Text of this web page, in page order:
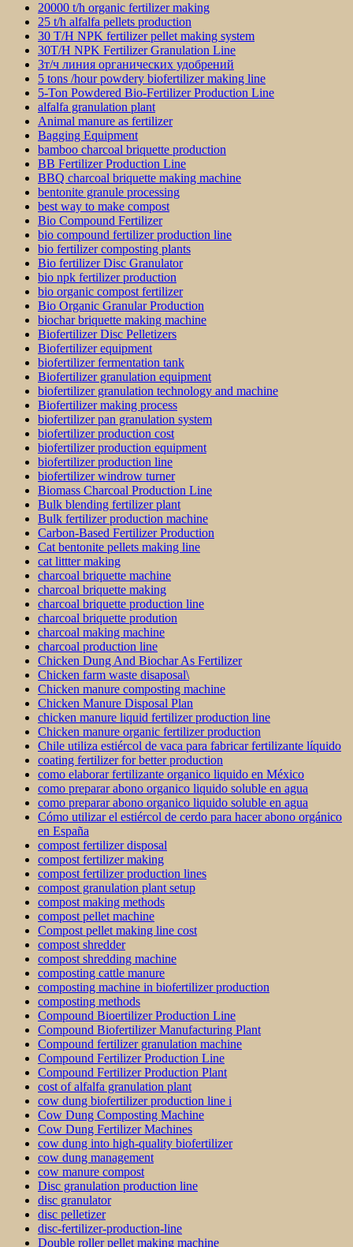
20000 t/h organic fertilizer making
25 t/h alfalfa pellets production
30 T/H NPK fertilizer pellet making system
30T/H NPK Fertilizer Granulation Line
3т/ч линия органических удобрений
5 tons /hour powdery biofertilizer making line
5-Ton Powdered Bio-Fertilizer Production Line
alfalfa granulation plant
Animal manure as fertilizer
Bagging Equipment
bamboo charcoal briquette production
BB Fertilizer Production Line
BBQ charcoal briquette making machine
bentonite granule processing
best way to make compost
Bio Compound Fertilizer
bio compound fertilizer production line
bio fertilizer composting plants
Bio fertilizer Disc Granulator
bio npk fertilizer production
bio organic compost fertilizer
Bio Organic Granular Production
biochar briquette making machine
Biofertilizer Disc Pelletizers
Biofertilizer equipment
biofertilizer fermentation tank
Biofertilizer granulation equipment
biofertilizer granulation technology and machine
Biofertilizer making process
biofertilizer pan granulation system
biofertilizer production cost
biofertilizer production equipment
biofertilizer production line
biofertilizer windrow turner
Biomass Charcoal Production Line
Bulk blending fertilizer plant
Bulk fertilizer production machine
Carbon-Based Fertilizer Production
Cat bentonite pellets making line
cat littter making
charcoal briquette machine
charcoal briquette making
charcoal briquette production line
charcoal briquette prodution
charcoal making machine
charcoal production line
Chicken Dung And Biochar As Fertilizer
Chicken farm waste disaposal\
Chicken manure composting machine
Chicken Manure Disposal Plan
chicken manure liquid fertilizer production line
Chicken manure organic fertilizer production
Chile utiliza estiércol de vaca para fabricar fertilizante líquido
coating fertilizer for better production
como elaborar fertilizante organico liquido en México
como preparar abono organico liquido soluble en agua
como preparar abono organico liquido soluble en agua
Cómo utilizar el estiércol de cerdo para hacer abono orgánico
en España
compost fertilizer disposal
compost fertilizer making
compost fertilizer production lines
compost granulation plant setup
compost making methods
compost pellet machine
Compost pellet making line cost
compost shredder
compost shredding machine
composting cattle manure
composting machine in biofertilizer production
composting methods
Compound Bioertilizer Production Line
Compound Biofertilizer Manufacturing Plant
Compound fertilizer granulation machine
Compound Fertilizer Production Line
Compound Fertilizer Production Plant
cost of alfalfa granulation plant
cow dung biofertilizer production line i
Cow Dung Composting Machine
Cow Dung Fertilizer Machines
cow dung into high-quality biofertilizer
cow dung management
cow manure compost
Disc granulation production line
disc granulator
disc pelletizer
disc-fertilizer-production-line
Double roller pellet making machine